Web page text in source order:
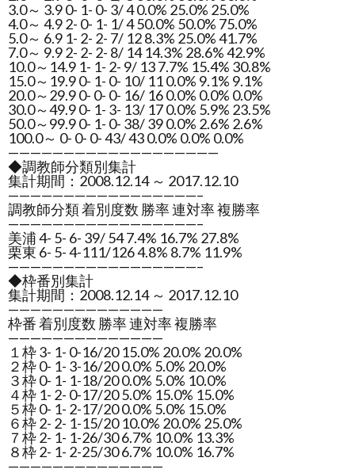
3.0～ 3.9 0- 1- 0- 3/ 4 0.0% 25.0% 25.0%
4.0～ 4.9 2- 0- 1- 1/ 4 50.0% 50.0% 75.0%
5.0～ 6.9 1- 2- 2- 7/ 12 8.3% 25.0% 41.7%
7.0～ 9.9 2- 2- 2- 8/ 14 14.3% 28.6% 42.9%
10.0～14.9 1- 1- 2- 9/ 13 7.7% 15.4% 30.8%
15.0～19.9 0- 1- 0- 10/ 11 0.0% 9.1% 9.1%
20.0～29.9 0- 0- 0- 16/ 16 0.0% 0.0% 0.0%
30.0～49.9 0- 1- 3- 13/ 17 0.0% 5.9% 23.5%
50.0～99.9 0- 1- 0- 38/ 39 0.0% 2.6% 2.6%
100.0～ 0- 0- 0- 43/ 43 0.0% 0.0% 0.0%
———————————————————
◆調教師分類別集計
集計期間：2008.12.14 ～ 2017.12.10
—————————————————–
調教師分類 着別度数 勝率 連対率 複勝率
—————————————————–
美浦 4- 5- 6- 39/ 54 7.4% 16.7% 27.8%
栗東 6- 5- 4-111/126 4.8% 8.7% 11.9%
—————————————————–
◆枠番別集計
集計期間：2008.12.14 ～ 2017.12.10
——————————————
枠番 着別度数 勝率 連対率 複勝率
——————————————
１枠 3- 1- 0-16/20 15.0% 20.0% 20.0%
２枠 0- 1- 3-16/20 0.0% 5.0% 20.0%
３枠 0- 1- 1-18/20 0.0% 5.0% 10.0%
４枠 1- 2- 0-17/20 5.0% 15.0% 15.0%
５枠 0- 1- 2-17/20 0.0% 5.0% 15.0%
６枠 2- 2- 1-15/20 10.0% 20.0% 25.0%
７枠 2- 1- 1-26/30 6.7% 10.0% 13.3%
８枠 2- 1- 2-25/30 6.7% 10.0% 16.7%